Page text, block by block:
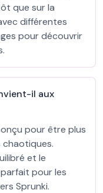
que sur la
différentes
pour découvrir
il aux
pour être plus
chaotiques.
et le
pour les
Sprunki.